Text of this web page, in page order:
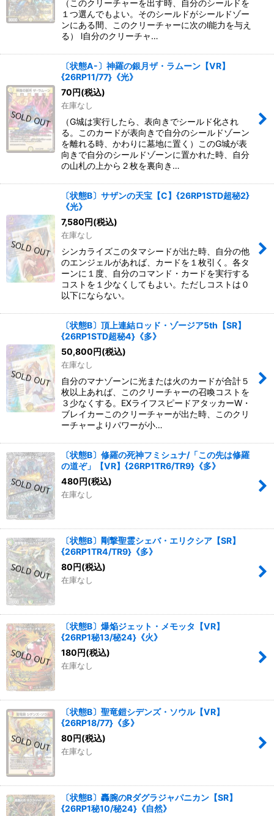
（このクリーチャーを出す時、自分のシールドを
１つ選んでもよい。そのシールドがシールドゾー
ンにある間、このクリーチャーに次のl能力を与え
る） l自分のクリーチャ…
〔状態A-〕神羅の銀月ザ・ラムーン【VR】
{26RP11/77}《光》
70円(税込)
在庫なし
（G城は実行したら、表向きでシールド化され
る。このカードが表向きで自分のシールドゾーン
を離れる時、かわりに墓地に置く）このG城が表
向きで自分のシールドゾーンに置かれた時、自分
の山札の上から２枚を裏向き…
〔状態B〕サザンの天宝【C】{26RP1STD超秘2}
《光》
7,580円(税込)
在庫なし
シンカライズこのタマシードが出た時、自分の他
のエンジェルがあれば、カードを１枚引く。各タ
ーンに１度、自分のコマンド・カードを実行する
コストを１少なくしてもよい。ただしコストは０
以下にならない。
〔状態B〕頂上連結ロッド・ゾージア5th【SR】
{26RP1STD超秘4}《多》
50,800円(税込)
在庫なし
自分のマナゾーンに光または火のカードが合計５
枚以上あれば、このクリーチャーの召喚コストを
３少なくする。EXライフスピードアタッカーW・
ブレイカーこのクリーチャーが出た時、このクリ
ーチャーよりパワーが小…
〔状態B〕修羅の死神フミシュナ/「この先は修羅
の道ぞ」【VR】{26RP1TR6/TR9}《多》
480円(税込)
在庫なし
〔状態B〕剛撃聖霊シェバ・エリクシア【SR】
{26RP1TR4/TR9}《多》
80円(税込)
在庫なし
〔状態B〕爆焔ジェット・メモッタ【VR】
{26RP1秘13/秘24}《火》
180円(税込)
在庫なし
〔状態B〕聖竜鎧シデンズ・ソウル【VR】
{26RP18/77}《多》
80円(税込)
在庫なし
〔状態B〕轟腕のRダグラジャパニカン【SR】
{26RP1秘10/秘24}《自然》